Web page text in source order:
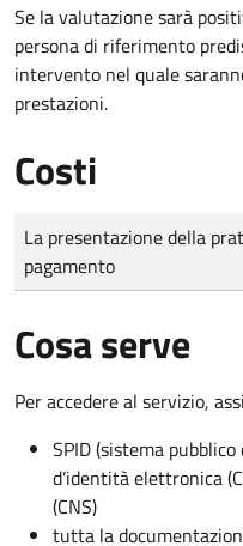
Se la valutazione sarà
persona di riferimento
intervento nel quale
prestazioni.
Costi
Tipo di pagamento
Importo
La presentazione della
pagamento
Cosa serve
Per accedere al servizio,
SPID (sistema
d’identità elettronica
(CNS)
tutta la